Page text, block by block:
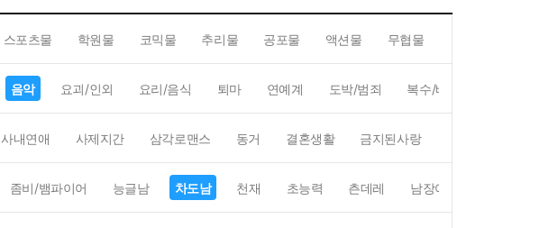
스포츠물 학원물 코믹물 추리물 공포물 액션물 무협물
음악 요괴/인외 요리/음식 퇴마 연예계 도박/범죄 복수/배신
사내연애 사제지간 삼각로맨스 동거 결혼생활 금지된사랑
좀비/뱀파이어 능글남 차도남 천재 초능력 츤데레 남장여자